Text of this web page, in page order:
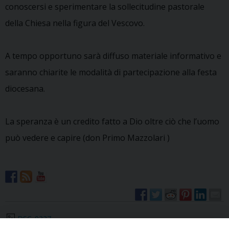
conoscersi e sperimentare la sollecitudine pastorale
della Chiesa nella figura del Vescovo.
A tempo opportuno sarà diffuso materiale informativo e
saranno chiarite le modalità di partecipazione alla festa
diocesana.
La speranza è un credito fatto a Dio oltre ciò che l’uomo
può vedere e capire (don Primo Mazzolari )
DSC_0337